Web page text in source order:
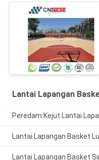
Lantai Lapangan
Peredam Kejut Lantai
Lantai Lapangan Basket
Lantai Lapangan Basket